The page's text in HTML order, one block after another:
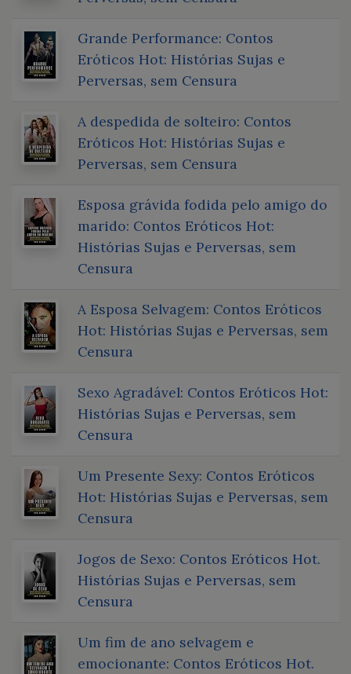
Grande Performance: Contos
Eróticos Hot: Histórias Sujas e
Perversas, sem Censura
A despedida de solteiro: Contos
Eróticos Hot: Histórias Sujas e
Perversas, sem Censura
Esposa grávida fodida pelo amigo do
marido: Contos Eróticos Hot:
Histórias Sujas e Perversas, sem
Censura
A Esposa Selvagem: Contos Eróticos
Hot: Histórias Sujas e Perversas, sem
Censura
Sexo Agradável: Contos Eróticos Hot:
Histórias Sujas e Perversas, sem
Censura
Um Presente Sexy: Contos Eróticos
Hot: Histórias Sujas e Perversas, sem
Censura
Jogos de Sexo: Contos Eróticos Hot.
Histórias Sujas e Perversas, sem
Censura
Um fim de ano selvagem e
emocionante: Contos Eróticos Hot.